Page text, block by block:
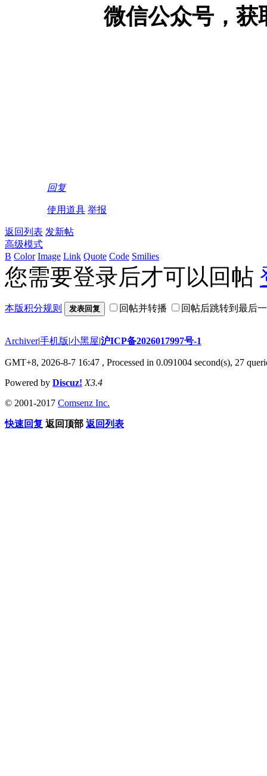
微信公众号，获
回复
使用道具 举报
返回列表 发新帖
高级模式
B Color Image Link Quote Code Smilies
您需要登录后才可以回帖
本版积分规则 发表回复 回帖并转播 回帖后跳转到最后
Archiver|手机版|小黑屋|沪ICP备2026017997号-1
GMT+8, 2026-8-7 16:47 , Processed in 0.091004 second(s), 27
Powered by Discuz! X3.4
© 2001-2017 Comsenz Inc.
快速回复 返回顶部 返回列表